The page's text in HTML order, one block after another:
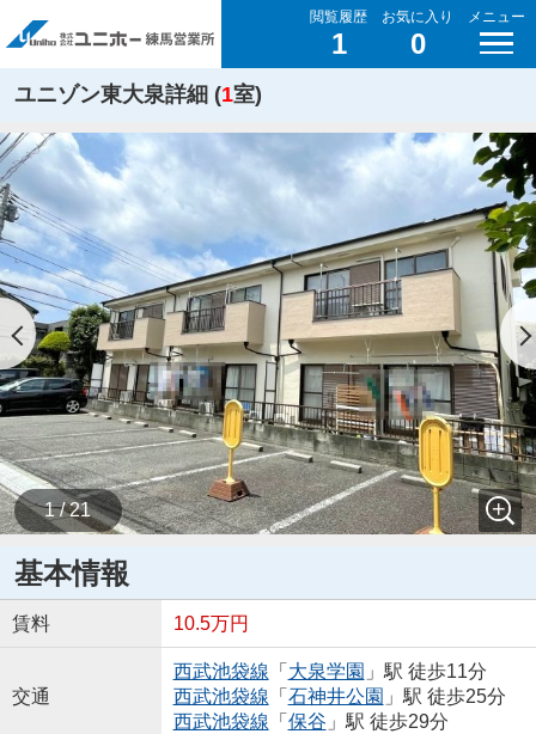
閲覧履歴
1
お気に入り
0
メニュー
ユニゾン東大泉詳細 (1室)
1 / 21
基本情報
賃料 10.5万円
交通
西武池袋線 「 大泉学園 」駅 徒歩11分
西武池袋線 「 石神井公園 」駅 徒歩25分
西武池袋線 「 保谷 」駅 徒歩29分